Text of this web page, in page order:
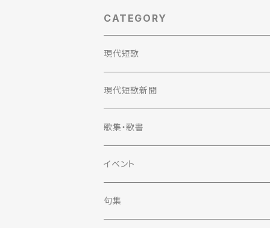
CATEGORY
現代短歌
定期購読
2023年
2022年
2021年
現代短歌新聞
定期購読
2023年
2022年
歌集・歌書
歌集
単行本
評論
イベント
句集